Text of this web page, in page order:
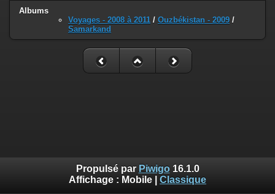
Albums
Voyages - 2008 à 2011 / Ouzbékistan - 2009 /
Samarkand
Propulsé par Piwigo16.1.0
Affichage : Mobile Classique